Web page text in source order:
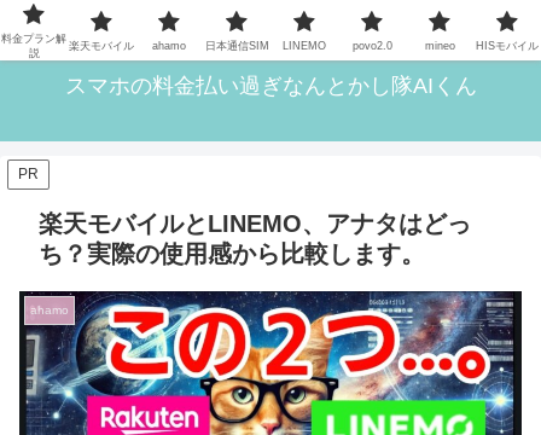
格安SIMら11回線を実際に使ってきた筆者がいろいろ解説
スマホの料金払い過ぎなんとかし隊AIくん
PR
楽天モバイルとLINEMO、アナタはどっ
ち？実際の使用感から比較します。
ahamo
料金プラン解
説
楽天モバイル ahamo 日本通信SIM LINEMO povo2.0 mineo HISモバイル